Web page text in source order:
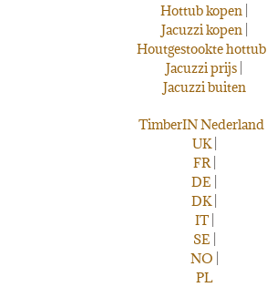
Hottub kopen
Jacuzzi kopen
Houtgestookte hottub
Jacuzzi prijs
Jacuzzi buiten
TimberIN Nederland
UK|
FR|
DE
DK
IT|
SE
NO
PL